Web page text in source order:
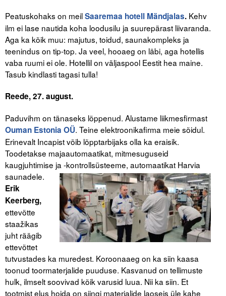
Peatuskohaks on meilSaaremaa hotell Mändjalas. Kehv
ilm ei lase nautida koha loodusilu ja suurepärast liivaranda.
Aga ka kõik muu: majutus, toidud, saunakompleks ja
teenindus on tip-top. Ja veel, hooaeg on läbi, aga hotellis
vaba ruumi ei ole. Hotellil on väljaspool Eestit hea maine.
Tasub kindlasti tagasi tulla!
Reede, 27. august.
Paduvihm on tänaseks lõppenud. Alustame liikmesfirmast
Ouman Estonia OÜ. Teine elektroonikafirma meie sõidul.
Erinevalt Incapist võib lõpptarbijaks olla ka eraisik.
Toodetakse majaautomaatikat, mitmesuguseid
kaugjuhtimise ja -kontrollsüsteeme, automaatikat Harvia
saunadele.
Erik
Keerberg,
ettevõtte
staažikas
juht räägib
ettevõttet
tutvustades ka muredest. Koroonaaeg on ka siin kaasa
toonud toormaterjalide puuduse. Kasvanud on tellimuste
hulk, ilmselt soovivad kõik varusid luua. Nii ka siin. Et
tootmist elus hoida on siingi materjalide laoseis üle kahe